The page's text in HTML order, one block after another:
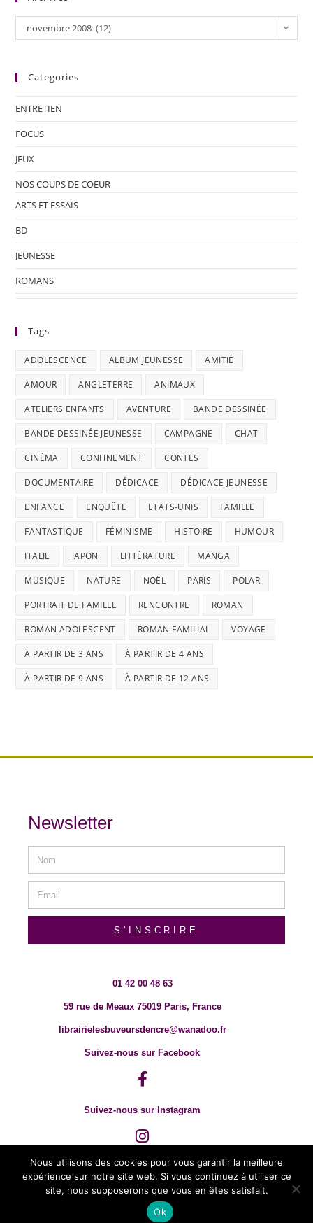
novembre 2008 (12)
Categories
ENTRETIEN
FOCUS
JEUX
NOS COUPS DE COEUR
ARTS ET ESSAIS
BD
JEUNESSE
ROMANS
Tags
ADOLESCENCE ALBUM JEUNESSE AMITIÉ
AMOUR ANGLETERRE ANIMAUX
ATELIERS ENFANTS AVENTURE BANDE DESSINÉE
BANDE DESSINÉE JEUNESSE CAMPAGNE CHAT
CINÉMA CONFINEMENT CONTES
DOCUMENTAIRE DÉDICACE DÉDICACE JEUNESSE
ENFANCE ENQUÊTE ETATS-UNIS FAMILLE
FANTASTIQUE FÉMINISME HISTOIRE HUMOUR
ITALIE JAPON LITTÉRATURE MANGA
MUSIQUE NATURE NOËL PARIS POLAR
PORTRAIT DE FAMILLE RENCONTRE ROMAN
ROMAN ADOLESCENT ROMAN FAMILIAL VOYAGE
À PARTIR DE 3 ANS À PARTIR DE 4 ANS
À PARTIR DE 9 ANS À PARTIR DE 12 ANS
Newsletter
S'INSCRIRE
01 42 00 48 63
59 rue de Meaux 75019 Paris, France
librairielesbuveursdencre@wanadoo.fr
Suivez-nous sur Facebook
Suivez-nous sur Instagram
© 2018 TOUT DROIT RÉSERVÉ
Nous utilisons des cookies pour vous garantir la meilleure
expérience sur notre site web. Si vous continuez à utiliser ce
site, nous supposerons que vous en êtes satisfait.
Ok